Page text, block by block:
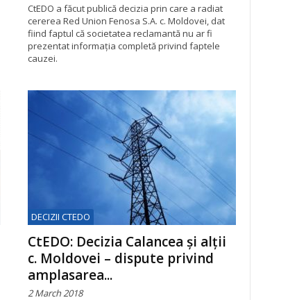
CtEDO a făcut publică decizia prin care a radiat
cererea Red Union Fenosa S.A. c. Moldovei, dat
fiind faptul că societatea reclamantă nu ar fi
prezentat informația completă privind faptele
cauzei.
DECIZII CTEDO
CtEDO: Decizia Calancea și alții
c. Moldovei – dispute privind
amplasarea...
2 March 2018